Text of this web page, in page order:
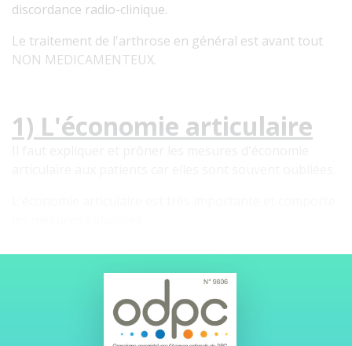
discordance radio-clinique.
Le traitement de l'arthrose en général est avant tout
NON MEDICAMENTEUX.
1) L'économie articulaire
La perte de poids : chaque kg perdu soustrait 2 à
3 kg à la hanche lors d'un appui.
Le port d'une canne du côté sain ou côté le
moins atteint.